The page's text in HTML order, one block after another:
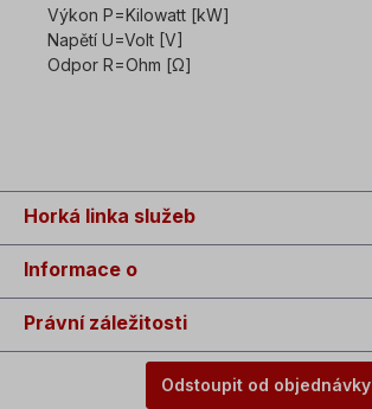
Výkon P=Kilowatt [kW]
Napětí U=Volt [V]
Odpor R=Ohm [Ω]
Horká linka služeb
Informace o
Právní záležitosti
Odstoupit od objednávky